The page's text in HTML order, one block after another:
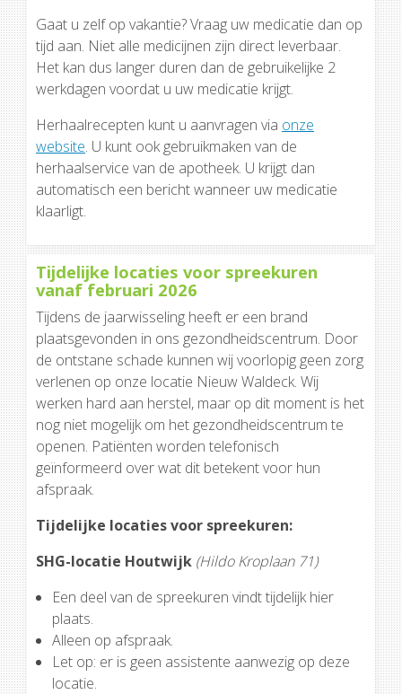
Gaat u zelf op vakantie? Vraag uw medicatie dan op
tijd aan. Niet alle medicijnen zijn direct leverbaar.
Het kan dus langer duren dan de gebruikelijke 2
werkdagen voordat u uw medicatie krijgt.
Herhaalrecepten kunt u aanvragen via onze
website. U kunt ook gebruikmaken van de
herhaalservice van de apotheek. U krijgt dan
automatisch een bericht wanneer uw medicatie
klaarligt.
Tijdelijke locaties voor spreekuren
vanaf februari 2026
Tijdens de jaarwisseling heeft er een brand
plaatsgevonden in ons gezondheidscentrum. Door
de ontstane schade kunnen wij voorlopig geen zorg
verlenen op onze locatie Nieuw Waldeck. Wij
werken hard aan herstel, maar op dit moment is het
nog niet mogelijk om het gezondheidscentrum te
openen. Patiënten worden telefonisch
geïnformeerd over wat dit betekent voor hun
afspraak.
Tijdelijke locaties voor spreekuren:
SHG-locatie Houtwijk (Hildo Kroplaan 71)
Een deel van de spreekuren vindt tijdelijk hier
plaats.
Alleen op afspraak.
Let op: er is geen assistente aanwezig op deze
locatie.